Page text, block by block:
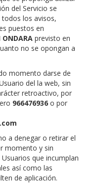
del Servicio se
los avisos,
puestos en
ONDARA previsto en
no se opongan a
momento darse de
del la web, sin
retroactivo, por
966476936 o por
a denegar o retirar el
momento y sin
que incumplan
así como las
de aplicación.